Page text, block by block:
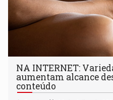
NA INTERNET:
aumentam alcance
conteúdo